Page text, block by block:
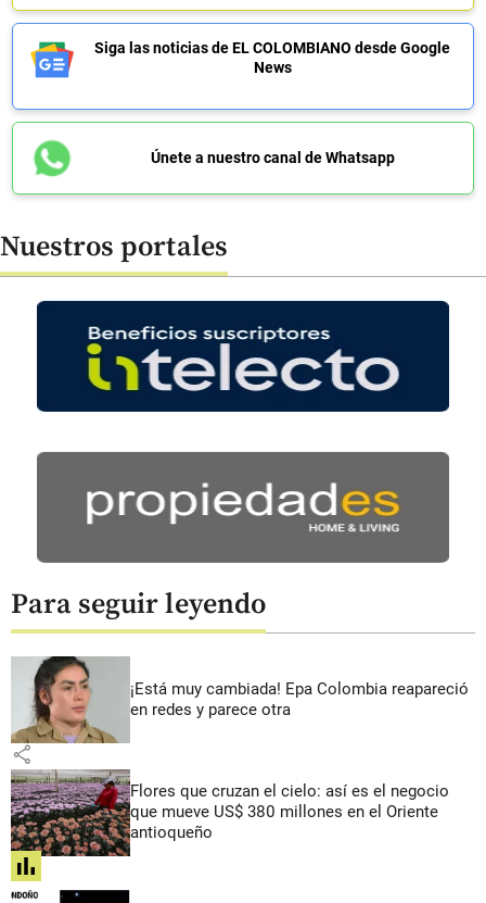
Siga las noticias de EL COLOMBIANO desde Google
News
Únete a nuestro canal de Whatsapp
Nuestros portales
Para seguir leyendo
¡Está muy cambiada! Epa Colombia reapareció
en redes y parece otra
share
Flores que cruzan el cielo: así es el negocio
que mueve US$ 380 millones en el Oriente
antioqueño
share